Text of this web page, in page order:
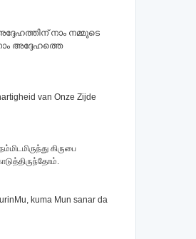
നാം നമ്മുടെ
അദ്ദേഹത്തെ
van Onze Zijde
கிருபை
kuma Mun sanar da